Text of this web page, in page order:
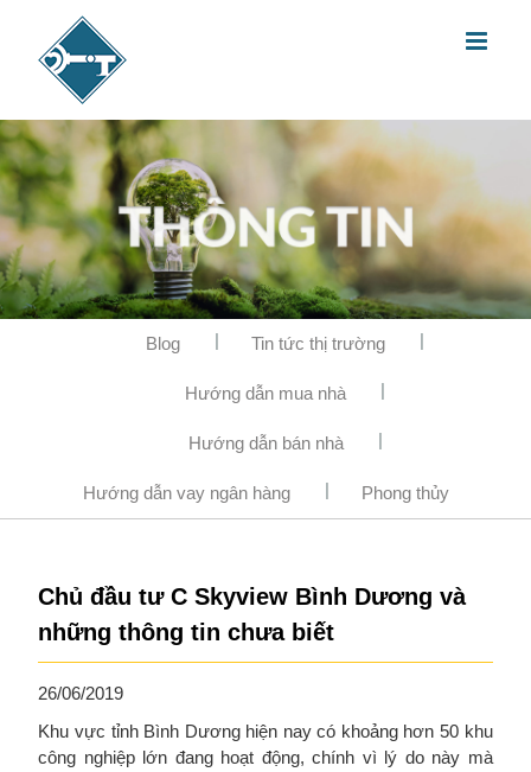
Blog Tin tức thị trường
Hướng dẫn mua nhà
Hướng dẫn bán nhà
Hướng dẫn vay ngân hàng Phong thủy
Chủ đầu tư C Skyview Bình Dương và
những thông tin chưa biết
26/06/2019
Khu vực tỉnh Bình Dương hiện nay có khoảng hơn 50 khu
công nghiệp lớn đang hoạt động, chính vì lý do này mà